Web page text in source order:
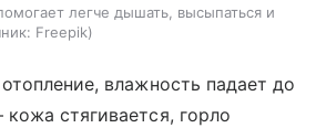
легче дышать, высыпаться и
Freepik
влажность падает до
стягивается, горло